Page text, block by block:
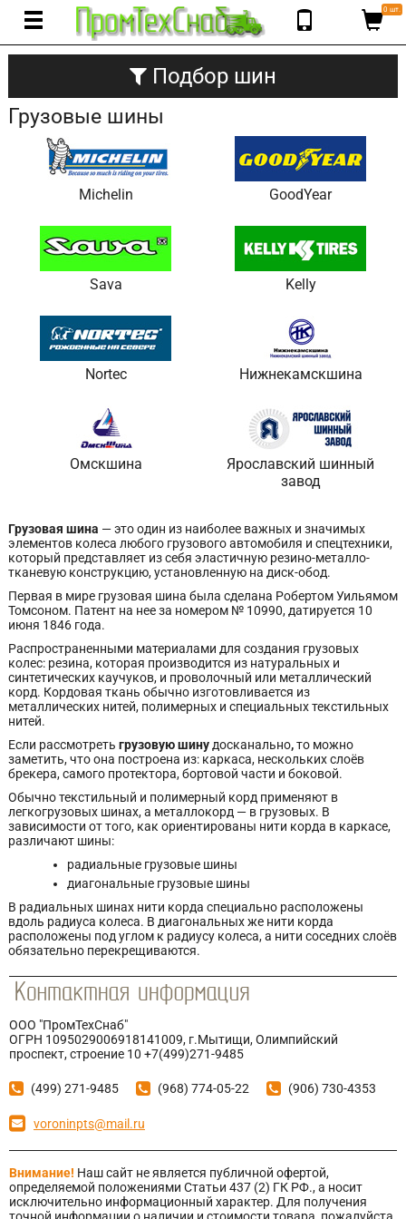
0 шт.
Подбор шин
Грузовые шины
Michelin GoodYear
Sava Kelly
Nortec Нижнекамскшина
Омскшина
Ярославский шинный
завод
Грузовая шина — это один из наиболее важных и значимых
элементов колеса любого грузового автомобиля и спецтехники,
который представляет из себя эластичную резино-металло-
тканевую конструкцию, установленную на диск-обод.
Первая в мире грузовая шина была сделана Робертом Уильямом
Томсоном. Патент на нее за номером № 10990, датируется 10
июня 1846 года.
Распространенными материалами для создания грузовых
колес: резина, которая производится из натуральных и
синтетических каучуков, и проволочный или металлический
корд. Кордовая ткань обычно изготовливается из
металлических нитей, полимерных и специальных текстильных
нитей.
Если рассмотреть грузовую шину досканально,то можно
заметить, что она построена из: каркаса, нескольких слоёв
брекера, самого протектора, бортовой части и боковой.
Обычно текстильный и полимерный корд применяют в
легкогрузовых шинах, а металлокорд — в грузовых. В
зависимости от того, как ориентированы нити корда в каркасе,
различают шины:
радиальные грузовые шины
диагональные грузовые шины
В радиальных шинах нити корда специально расположены
вдоль радиуса колеса. В диагональных же нити корда
расположены под углом к радиусу колеса, а нити соседних слоёв
обязательно перекрещиваются.
ООО "ПромТехСнаб"
ОГРН 1095029006918141009, г.Мытищи, Олимпийский
проспект, строение 10 +7(499)271-9485
(499) 271-9485 (968) 774-05-22 (906) 730-4353
voroninpts@mail.ru
Внимание! Наш сайт не является публичной офертой,
определяемой положениями Статьи 437 (2) ГК РФ., а носит
исключительно информационный характер. Для получения